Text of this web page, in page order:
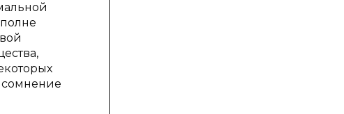
сомнение